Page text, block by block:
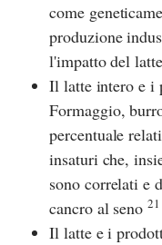
come
produzione
l'impatto del
Il latte intero e i
Formaggio,
percentuale
insaturi che,
sono correlati e
cancro al seno21
Il latte e i